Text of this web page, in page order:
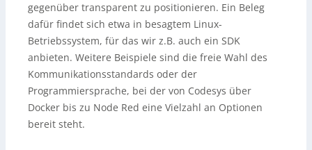
gegenüber transparent zu positionieren. Ein Beleg
dafür findet sich etwa in besagtem Linux-
Betriebssystem, für das wir z.B. auch ein SDK
anbieten. Weitere Beispiele sind die freie Wahl des
Kommunikationsstandards oder der
Programmiersprache, bei der von Codesys über
Docker bis zu Node Red eine Vielzahl an Optionen
bereit steht.